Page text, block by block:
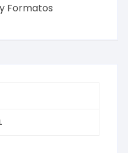
Formatos